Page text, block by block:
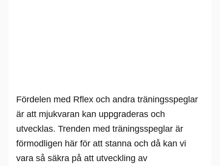
Fördelen med Rflex och andra träningsspeglar
är att mjukvaran kan uppgraderas och
utvecklas. Trenden med träningsspeglar är
förmodligen här för att stanna och då kan vi
vara så säkra på att utveckling av